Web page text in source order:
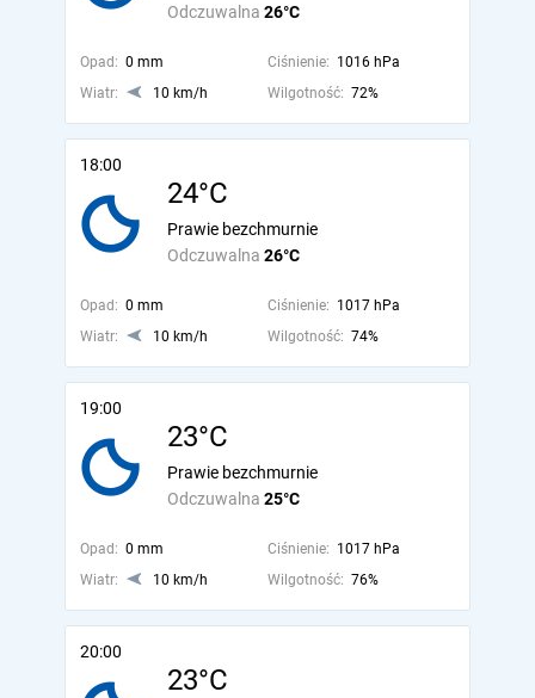
Odczuwalna 26°C
Opad: 0 mm Ciśnienie: 1016 hPa
Wiatr:
10 km/h Wilgotność: 72%
18:00
24°C
Odczuwalna 26°C
Prawie bezchmurnie
Opad: 0 mm Ciśnienie: 1017 hPa
Wiatr:
10 km/h Wilgotność: 74%
19:00
23°C
Odczuwalna 25°C
Prawie bezchmurnie
Opad: 0 mm Ciśnienie: 1017 hPa
Wiatr:
10 km/h Wilgotność: 76%
20:00
23°C